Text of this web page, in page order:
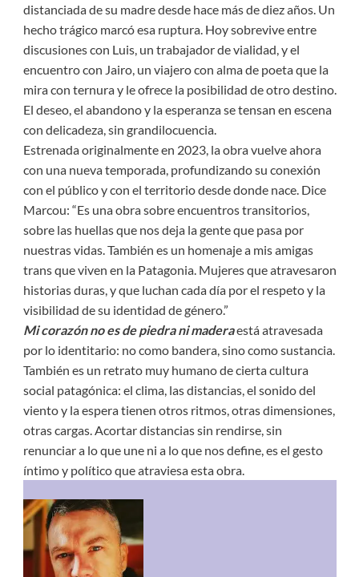
distanciada de su madre desde hace más de diez años. Un
hecho trágico marcó esa ruptura. Hoy sobrevive entre
discusiones con Luis, un trabajador de vialidad, y el
encuentro con Jairo, un viajero con alma de poeta que la
mira con ternura y le ofrece la posibilidad de otro destino.
El deseo, el abandono y la esperanza se tensan en escena
con delicadeza, sin grandilocuencia.
Estrenada originalmente en 2023, la obra vuelve ahora
con una nueva temporada, profundizando su conexión
con el público y con el territorio desde donde nace. Dice
Marcou: “Es una obra sobre encuentros transitorios,
sobre las huellas que nos deja la gente que pasa por
nuestras vidas. También es un homenaje a mis amigas
trans que viven en la Patagonia. Mujeres que atravesaron
historias duras, y que luchan cada día por el respeto y la
visibilidad de su identidad de género.”
Mi corazón no es de piedra ni maderaestá atravesada
por lo identitario: no como bandera, sino como sustancia.
También es un retrato muy humano de cierta cultura
social patagónica: el clima, las distancias, el sonido del
viento y la espera tienen otros ritmos, otras dimensiones,
otras cargas. Acortar distancias sin rendirse, sin
renunciar a lo que une ni a lo que nos define, es el gesto
íntimo y político que atraviesa esta obra.